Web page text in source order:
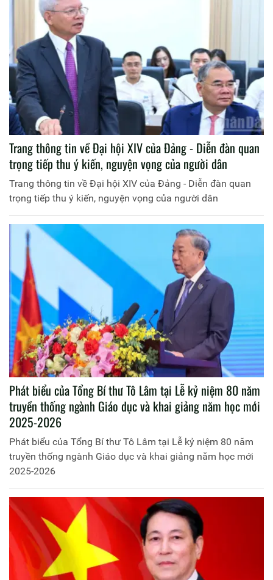
Trang thông tin về Đại hội XIV của Đảng - Diễn đàn quan
trọng tiếp thu ý kiến, nguyện vọng của người dân
Trang thông tin về Đại hội XIV của Đảng - Diễn đàn quan
trọng tiếp thu ý kiến, nguyện vọng của người dân
Phát biểu của Tổng Bí thư Tô Lâm tại Lễ kỷ niệm 80 năm
truyền thống ngành Giáo dục và khai giảng năm học mới
2025-2026
Phát biểu của Tổng Bí thư Tô Lâm tại Lễ kỷ niệm 80 năm
truyền thống ngành Giáo dục và khai giảng năm học mới
2025-2026